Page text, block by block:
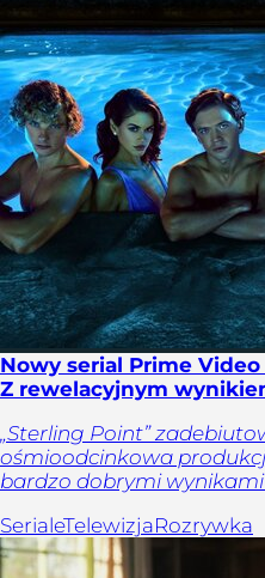
Nowy serial Prime
Z rewelacyjnym
„Sterling Point”
ośmioodcinkowa
bardzo dobrymi
SerialeTelewizjaRozrywka